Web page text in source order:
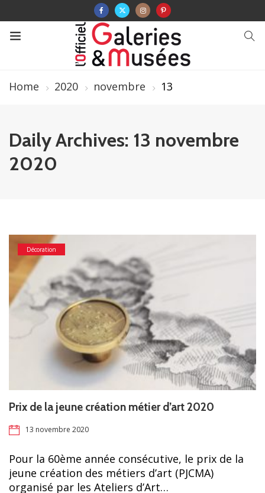
Home 2020 novembre 13
Daily Archives: 13 novembre
2020
Décoration
Prix de la jeune création métier d’art 2020
13 novembre 2020
Pour la 60ème année consécutive, le prix de la
jeune création des métiers d’art (PJCMA)
organisé par les Ateliers d’Art…